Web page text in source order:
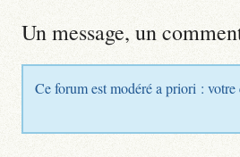
Un message, un
Ce forum est modéré a priori : votre